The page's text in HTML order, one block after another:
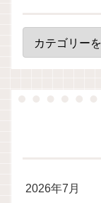
2026年7月